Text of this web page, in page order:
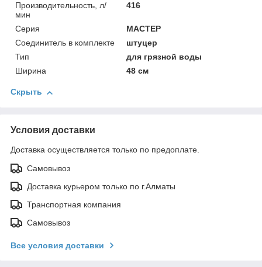
Производительность, л/
мин
416
Серия
МАСТЕР
Соединитель в комплекте
штуцер
Тип
для грязной воды
Ширина
48 см
Скрыть
Условия доставки
Доставка осуществляется только по предоплате.
Самовывоз
Доставка курьером только по г.Алматы
Транспортная компания
Самовывоз
Все условия доставки